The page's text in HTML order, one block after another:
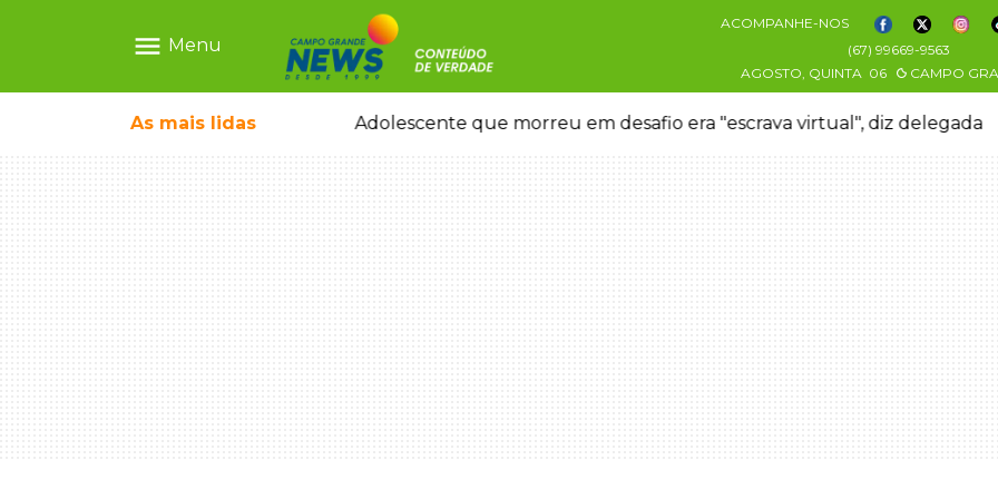
menu Menu
ACOMPANHE-NOS
(67) 99669-9563
AGOSTO, QUINTA 06 CAMPO
As mais lidas
antes de induzi-la à morte Adolescente que morreu em desafio era "escrava virtual", diz delegada